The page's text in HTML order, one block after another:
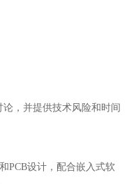
，并提供技术风险和时间
PCB设计，配合嵌入式软